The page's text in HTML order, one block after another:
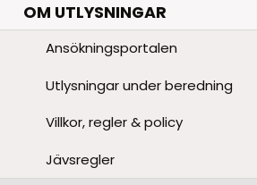
OM UTLYSNINGAR
Ansökningsportalen
Utlysningar under beredning
Villkor, regler & policy
Jävsregler